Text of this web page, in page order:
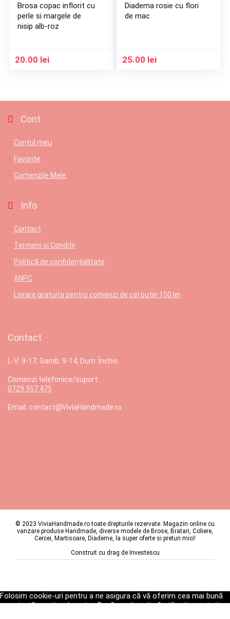
Brosa copac inflorit cu
perle si margele de
nisip alb-roz
20.00 lei
Diadema rosie cu flori
de mac
25.00 lei
Cont
Contul meu
Favorite
Comenzile Mele
Info
Contact
Termeni si Conditii
Politică de confidențialitate
ANPC
Livrare gratuita pentru comenzi de cel putin 150 lei
Contact
L-V: 9-17; Samb: 9-14; Dum: Închis
Comenzi telefonice/suport:
0729 957 475
Email: contact@ViviaHandmade.ro
© 2023 ViviaHandmade.ro toate drepturile rezervate. Magazin online cu
vanzare produse Handmade, diverse modele de Brose, Bratari, Coliere,
Cercei, Martisoare, Diademe, la super oferte si preturi mici!
Construit cu drag de Investescu
Folosim cookie-uri pentru a ne asigura că vă oferim cea mai bună
experiență pe site-ul nostru. Dacă continuați să utilizați acest site,